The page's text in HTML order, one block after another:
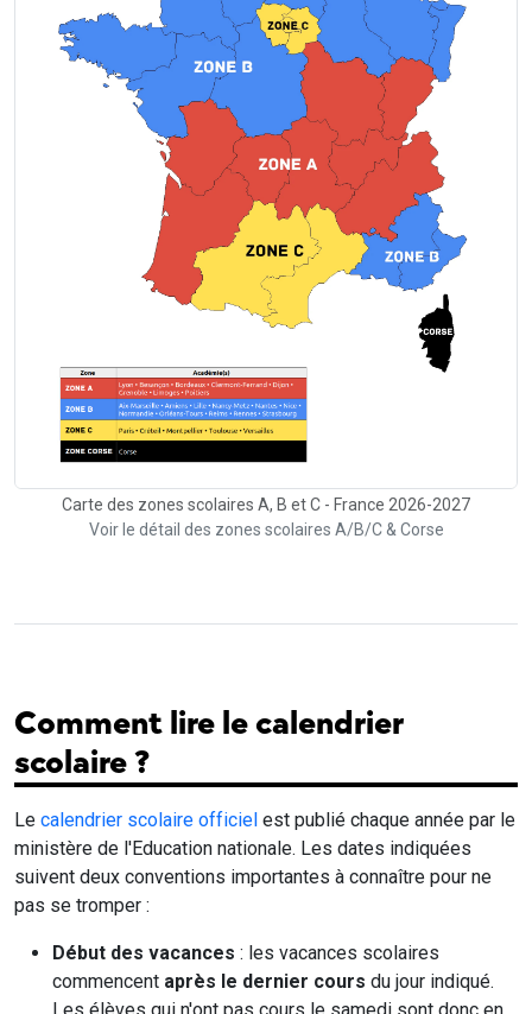
Carte des zones scolaires A, B et C - France 2026-2027
Voir le détail des zones scolaires A/B/C & Corse
Comment lire le calendrier
scolaire ?
Le calendrier scolaire officiel est publié chaque année par le
ministère de l'Education nationale. Les dates indiquées
suivent deux conventions importantes à connaître pour ne
pas se tromper :
Début des vacances : les vacances scolaires
commencent après le dernier cours du jour indiqué.